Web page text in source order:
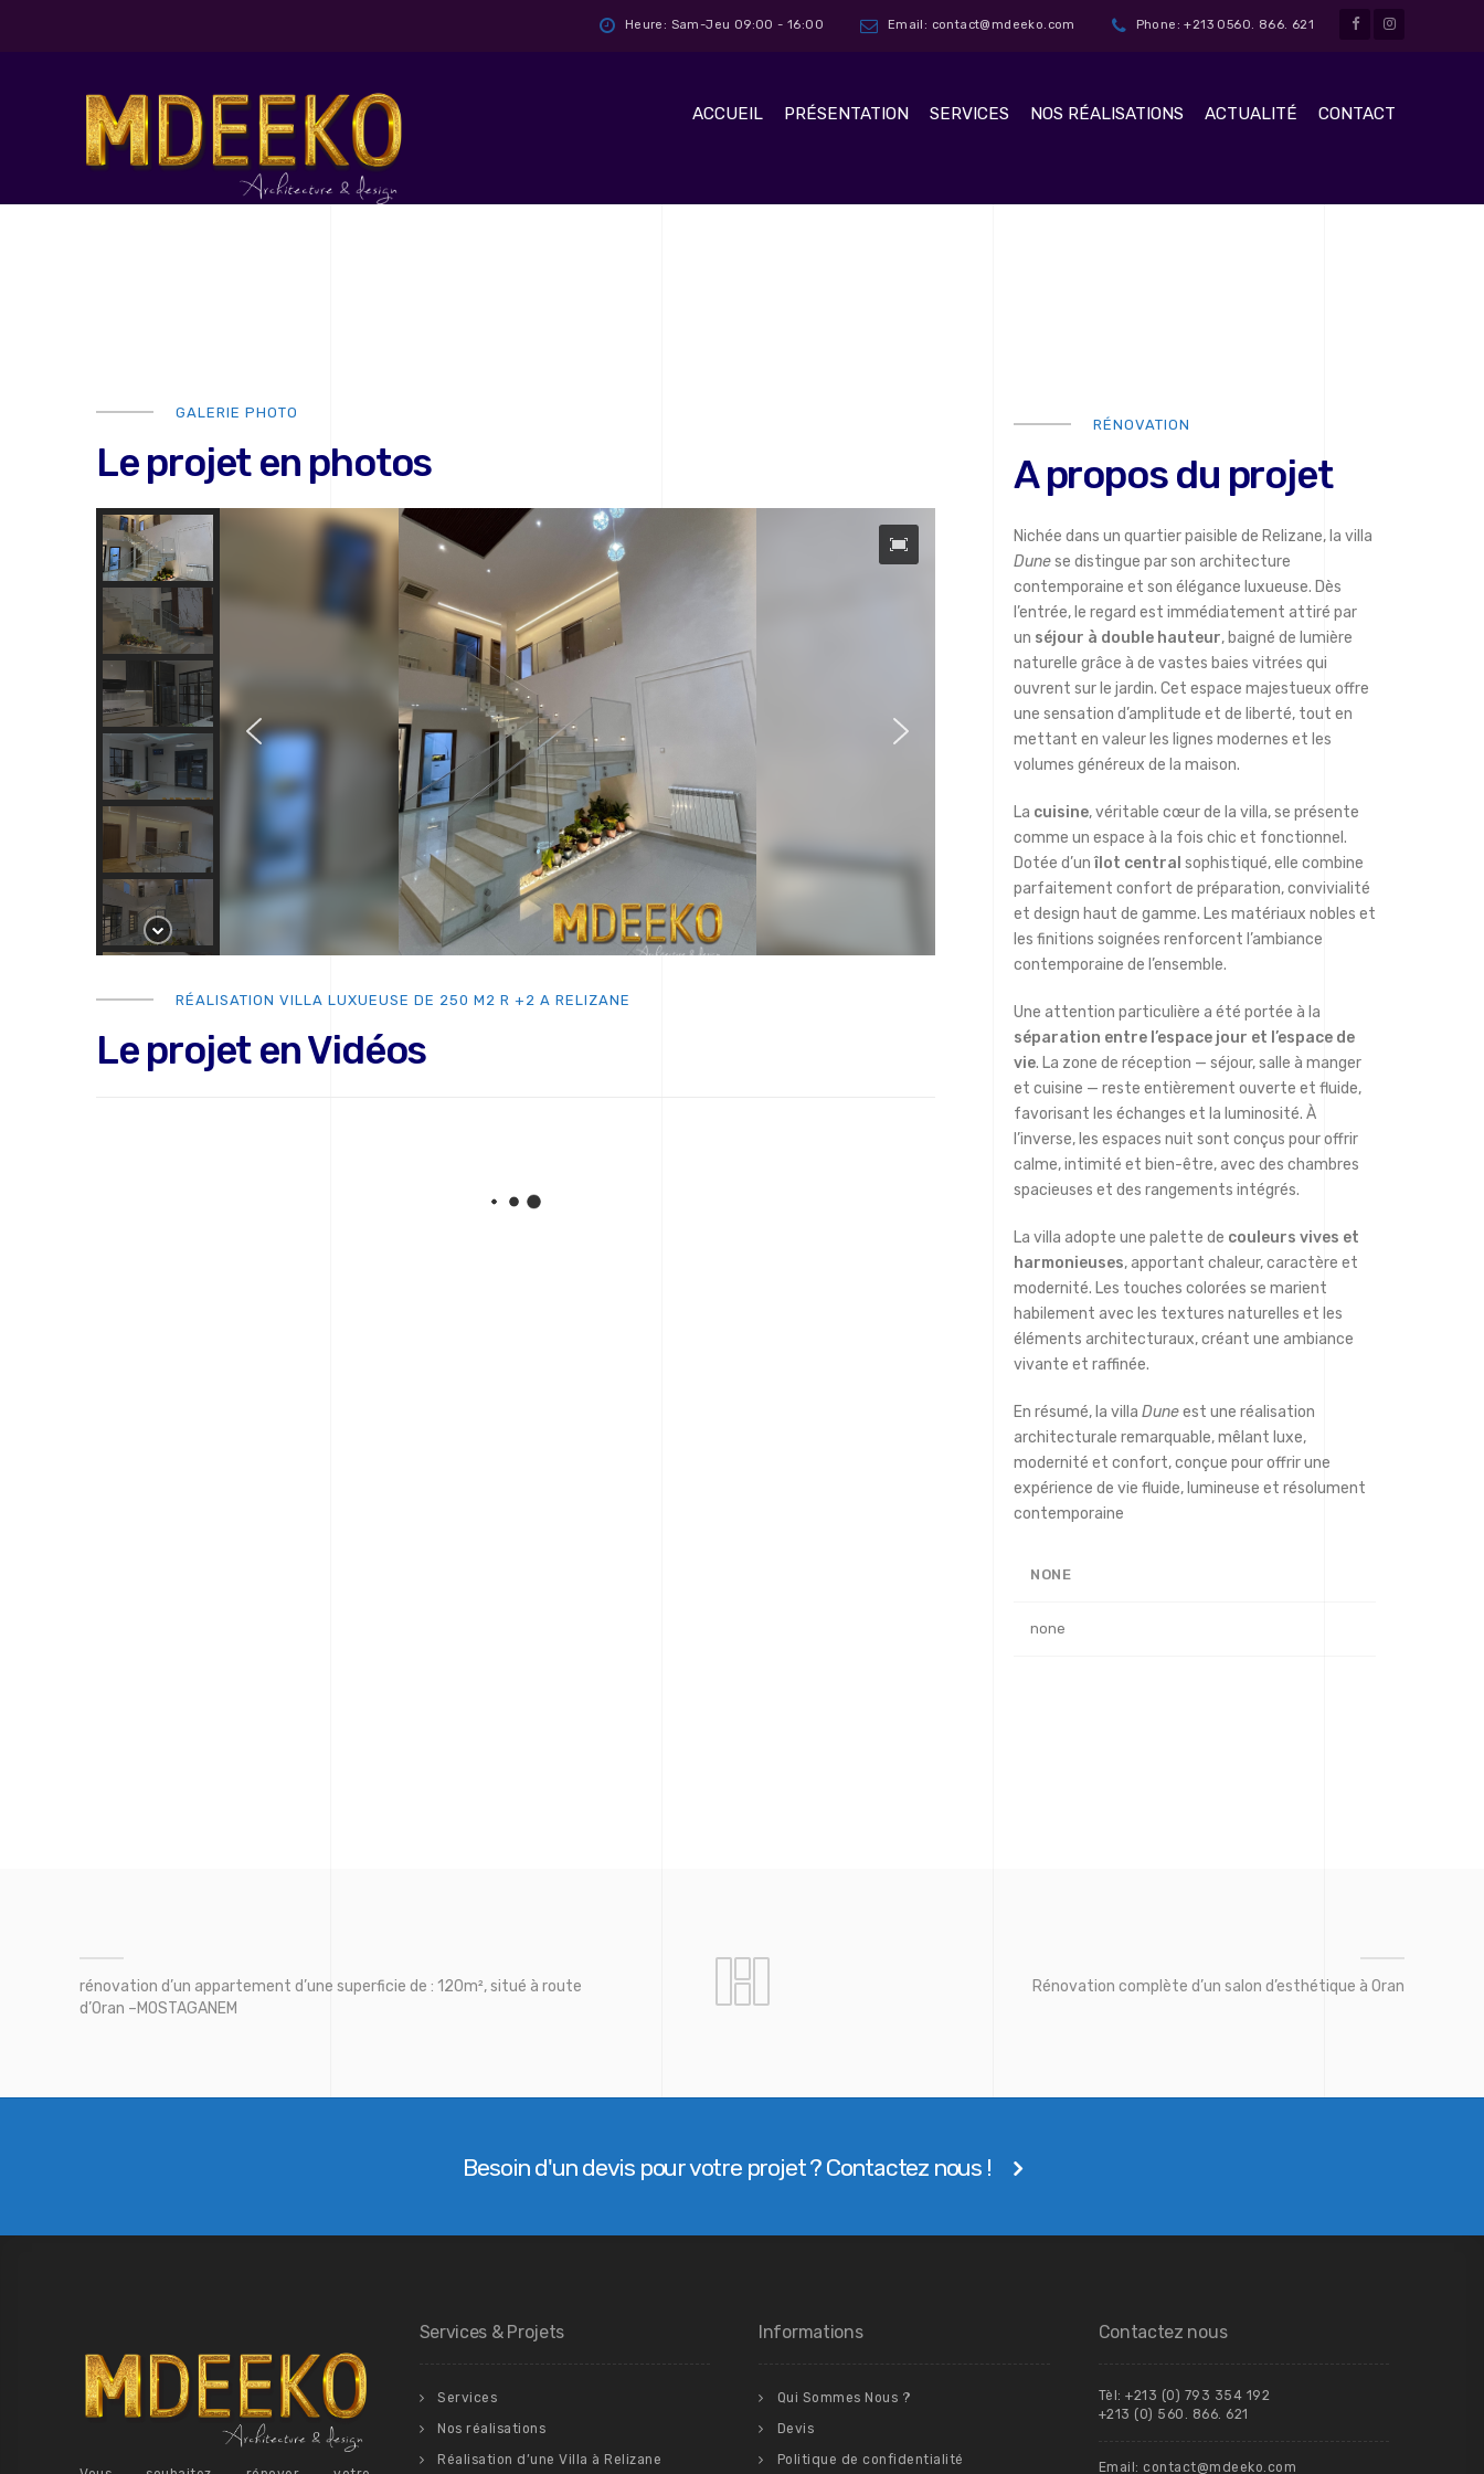
Heure: Sam-Jeu 09:00 - 16:00 Email: contact@mdeeko.com Phone: +213 0560. 866. 621
ACCUEIL PRÉSENTATION SERVICES NOS RÉALISATIONS ACTUALITÉ CONTACT
GALERIE PHOTO
Le projet en photos
RÉALISATION VILLA LUXUEUSE DE 250 M2 R +2 A RELIZANE
Le projet en Vidéos
RÉNOVATION
A propos du projet
Nichée dans un quartier paisible de Relizane, la villa
Dunese distingue par son architecture
contemporaine et son élégance luxueuse. Dès
l’entrée, le regard est immédiatement attiré par
un séjour à double hauteur, baigné de lumière
naturelle grâce à de vastes baies vitrées qui
ouvrent sur le jardin. Cet espace majestueux offre
une sensation d’amplitude et de liberté, tout en
mettant en valeur les lignes modernes et les
volumes généreux de la maison.
La cuisine, véritable cœur de la villa, se présente
comme un espace à la fois chic et fonctionnel.
Dotée d’unîlot central sophistiqué, elle combine
parfaitement confort de préparation, convivialité
et design haut de gamme. Les matériaux nobles et
les finitions soignées renforcent l’ambiance
contemporaine de l’ensemble.
Une attention particulière a été portée à la
séparation entre l’espace jour et l’espace de
vie. La zone de réception — séjour, salle à manger
et cuisine — reste entièrement ouverte et fluide,
favorisant les échanges et la luminosité. À
l’inverse, les espaces nuit sont conçus pour offrir
calme, intimité et bien-être, avec des chambres
spacieuses et des rangements intégrés.
La villa adopte une palette de couleurs vives et
harmonieuses, apportant chaleur, caractère et
modernité. Les touches colorées se marient
habilement avec les textures naturelles et les
éléments architecturaux, créant une ambiance
vivante et raffinée.
En résumé, la villa Duneest une réalisation
architecturale remarquable, mêlant luxe,
modernité et confort, conçue pour offrir une
expérience de vie fluide, lumineuse et résolument
contemporaine
NONE
none
rénovation d’un appartement d’une superficie de : 120m², situé à route
d’Oran –MOSTAGANEM
Rénovation complète d’un salon d’esthétique à Oran
Besoin d'un devis pour votre projet ? Contactez nous !
Services & Projets
Services
Nos réalisations
Réalisation d’une Villa à Relizane
Informations
Qui Sommes Nous ?
Devis
Politique de confidentialité
Contactez nous
Tèl: +213 (0) 793 354 192
+213 (0) 560. 866. 621
Email: contact@mdeeko.com